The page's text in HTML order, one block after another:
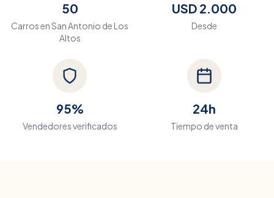
50
Carros enSan Antonio de Los
Altos
USD 2.000
Desde
95%
Vendedores verificados
24h
Tiempo de venta